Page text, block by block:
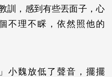
訓，感到有些丟面子，心
不理不睬，依然照他的
小魏放低了聲音，擺擺